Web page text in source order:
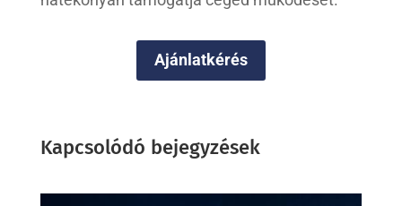
Ajánlatkérés
Kapcsolódó bejegyzések